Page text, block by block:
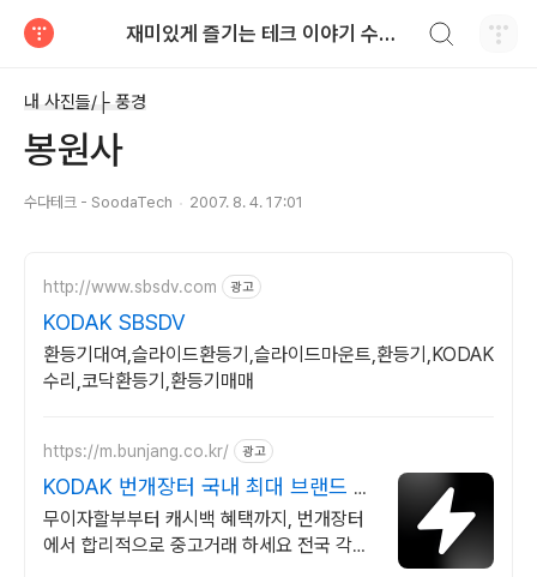
재미있게 즐기는 테크 이야기 수다테크 - SoodaTech
내 사진들/├ 풍경
봉원사
수다테크 - SoodaTech 2007. 8. 4. 17:01
http://www.sbsdv.com 광고
KODAK SBSDV
환등기대여,슬라이드환등기,슬라이드마운트,환등기,KODAK
수리,코닥환등기,환등기매매
https://m.bunjang.co.kr/ 광고
KODAK 번개장터 국내 최대 브랜드 중
고거래
무이자할부부터 캐시백 혜택까지, 번개장터
에서 합리적으로 중고거래 하세요 전국 각지